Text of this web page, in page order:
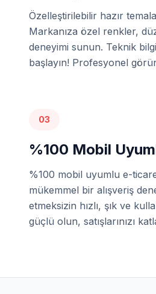
Özelleştirilebilir hazır
Markanıza özel renkler,
deneyimi sunun. Teknik
başlayın! Profesyonel
03
%100 Mobil
%100 mobil uyumlu e-
mükemmel bir alışveriş
etmeksizin hızlı, şık ve
güçlü olun, satışlarınızı